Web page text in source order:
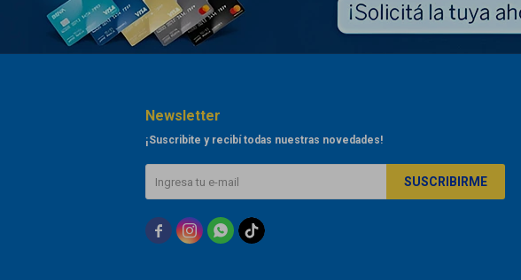
Newsletter
¡Suscribite y recibí todas nuestras novedades!
SUSCRIBIRME
  